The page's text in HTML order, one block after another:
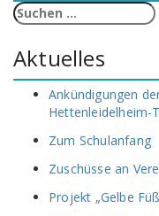
Suchen
nach:
Aktuelles
Ankündigungen
Hettenleidelheim-
Zum Schulanfang
Zuschüsse an
Projekt „Gelbe